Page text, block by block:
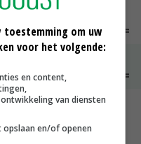
€ 134,00 € 0,00
€ 6,05
toestemming om uw
voor het volgende:
en content,
van diensten
en/of openen